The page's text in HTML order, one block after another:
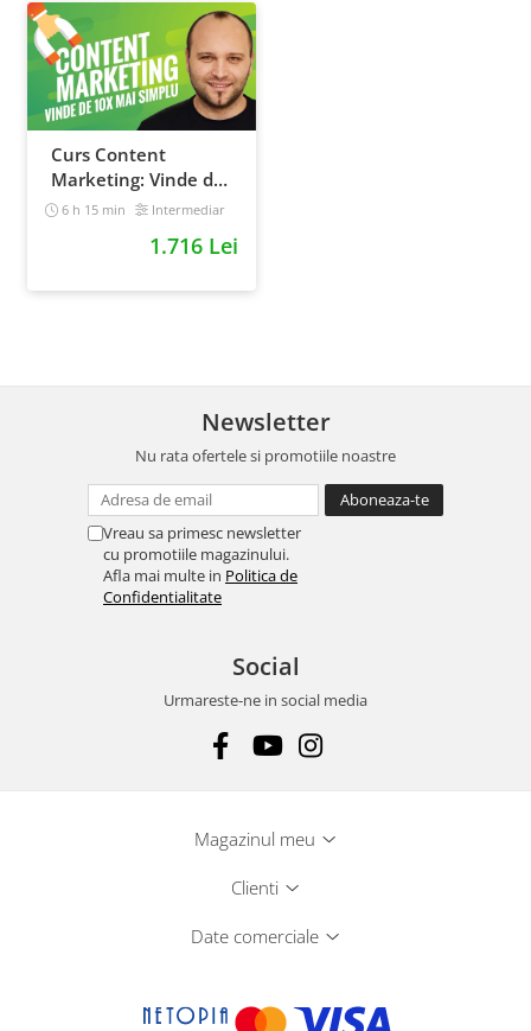
Curs Content
Marketing: Vinde de
10x mai simplu
6 h 15 min Intermediar
1.716 Lei
Newsletter
Nu rata ofertele si promotiile noastre
Vreau sa primesc newsletter
cu promotiile magazinului.
Afla mai multe in Politica de
Confidentialitate
Social
Urmareste-ne in social media
Magazinul meu
Clienti
Date comerciale